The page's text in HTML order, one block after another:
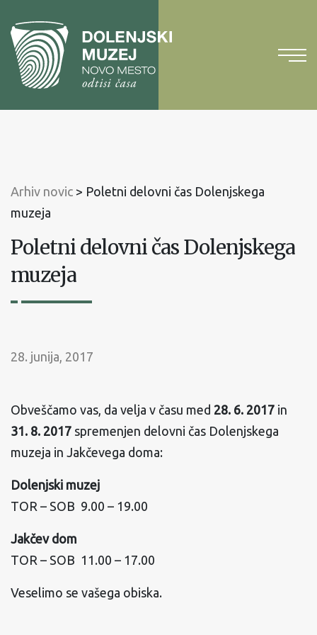
vsebinoNa
glavni
meni
Arhiv novic > Poletni delovni čas Dolenjskega
muzeja
Poletni delovni čas Dolenjskega
muzeja
28. junija, 2017
Obveščamo vas, da velja v času med 28. 6. 2017 in
31. 8. 2017 spremenjen delovni čas Dolenjskega
muzeja in Jakčevega doma:
Dolenjski muzej
TOR – SOB 9.00 – 19.00
Jakčev dom
TOR – SOB 11.00 – 17.00
Veselimo se vašega obiska.